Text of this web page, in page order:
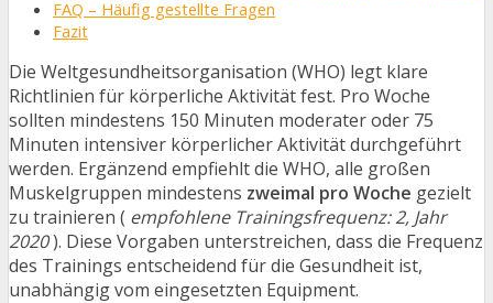
FAQ – Häufig gestellte Fragen
Fazit
Die Weltgesundheitsorganisation (WHO) legt klare
Richtlinien für körperliche Aktivität fest. Pro Woche
sollten mindestens 150 Minuten moderater oder 75
Minuten intensiver körperlicher Aktivität durchgeführt
werden. Ergänzend empfiehlt die WHO, alle großen
Muskelgruppen mindestens zweimal pro Woche gezielt
zu trainieren ( empfohlene Trainingsfrequenz: 2, Jahr
2020). Diese Vorgaben unterstreichen, dass die Frequenz
des Trainings entscheidend für die Gesundheit ist,
unabhängig vom eingesetzten Equipment.